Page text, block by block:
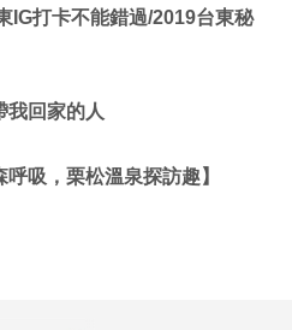
IG打卡不能錯過/2019台東秘
我回家的人
呼吸，栗松溫泉探訪趣】